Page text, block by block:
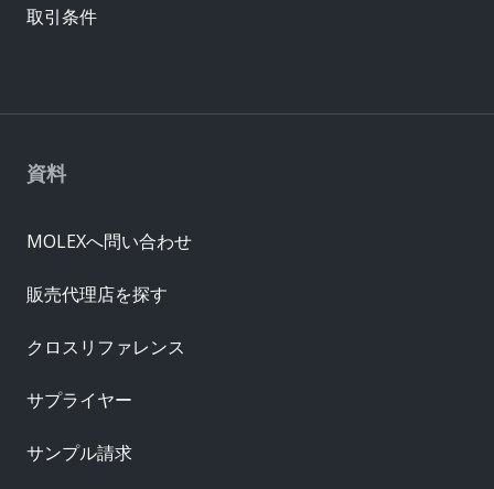
資料
MOLEXへ問い合わせ
販売代理店を探す
クロスリファレンス
サプライヤー
サンプル請求
取引条件